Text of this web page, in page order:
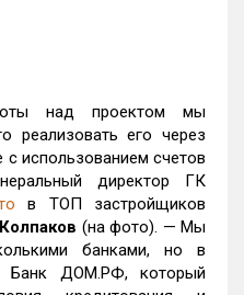
над проектом мы
реализовать его через
использованием счетов
директор ГК
в ТОП застройщиков
(на фото). — Мы
банками, но в
Банк ДОМ.РФ, который